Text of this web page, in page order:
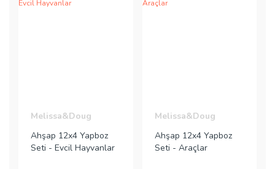
Melissa&Doug
Ahşap 12x4 Yapboz
Seti - Evcil Hayvanlar
Melissa&Doug
Ahşap 12x4 Yapboz
Seti - Araçlar